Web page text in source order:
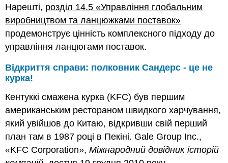
Нарешті, розділ 14.5 «Управління глобальним
виробництвом та ланцюжками поставок»
продемонструє цінність комплексного підходу до
управління ланцюгами поставок.
Відкриття справи: полковник Сандерс - це не
курка!
Кентуккі смажена курка (KFC) був першим
американським рестораном швидкого харчування,
який увійшов до Китаю, відкривши свій перший
план там в 1987 році в Пекіні. Gale Group Inc.,
«KFC Corporation»,Міжнародний довідник історій